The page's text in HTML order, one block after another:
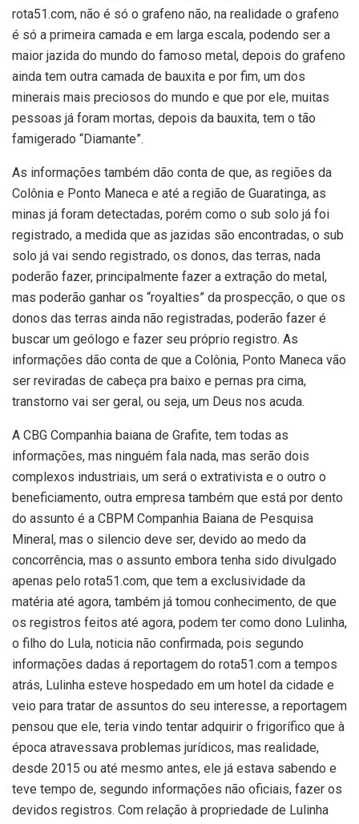
rota51.com, não é só o grafeno não, na realidade o grafeno
é só a primeira camada e em larga escala, podendo ser a
maior jazida do mundo do famoso metal, depois do grafeno
ainda tem outra camada de bauxita e por fim, um dos
minerais mais preciosos do mundo e que por ele, muitas
pessoas já foram mortas, depois da bauxita, tem o tão
famigerado “Diamante”.
As informações também dão conta de que, as regiões da
Colônia e Ponto Maneca e até a região de Guaratinga, as
minas já foram detectadas, porém como o sub solo já foi
registrado, a medida que as jazidas são encontradas, o sub
solo já vai sendo registrado, os donos, das terras, nada
poderão fazer, principalmente fazer a extração do metal,
mas poderão ganhar os “royalties” da prospecção, o que os
donos das terras ainda não registradas, poderão fazer é
buscar um geólogo e fazer seu próprio registro. As
informações dão conta de que a Colônia, Ponto Maneca vão
ser reviradas de cabeça pra baixo e pernas pra cima,
transtorno vai ser geral, ou seja, um Deus nos acuda.
A CBG Companhia baiana de Grafite, tem todas as
informações, mas ninguém fala nada, mas serão dois
complexos industriais, um será o extrativista e o outro o
beneficiamento, outra empresa também que está por dento
do assunto é a CBPM Companhia Baiana de Pesquisa
Mineral, mas o silencio deve ser, devido ao medo da
concorrência, mas o assunto embora tenha sido divulgado
apenas pelo rota51.com, que tem a exclusividade da
matéria até agora, também já tomou conhecimento, de que
os registros feitos até agora, podem ter como dono Lulinha,
o filho do Lula, noticia não confirmada, pois segundo
informações dadas á reportagem do rota51.com a tempos
atrás, Lulinha esteve hospedado em um hotel da cidade e
veio para tratar de assuntos do seu interesse, a reportagem
pensou que ele, teria vindo tentar adquirir o frigorífico que à
época atravessava problemas jurídicos, mas realidade,
desde 2015 ou até mesmo antes, ele já estava sabendo e
teve tempo de, segundo informações não oficiais, fazer os
devidos registros. Com relação à propriedade de Lulinha